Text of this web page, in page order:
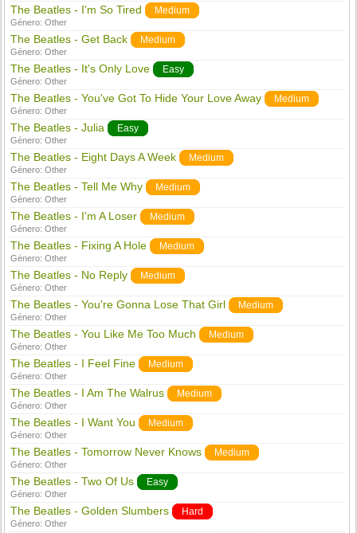
The Beatles - I'm So Tired Medium
Género:Other
The Beatles - Get Back Medium
Género:Other
The Beatles - It's Only Love Easy
Género:Other
The Beatles - You've Got To Hide Your Love Away Medium
Género:Other
The Beatles - Julia Easy
Género:Other
The Beatles - Eight Days A Week Medium
Género:Other
The Beatles - Tell Me Why Medium
Género:Other
The Beatles - I'm A Loser Medium
Género:Other
The Beatles - Fixing A Hole Medium
Género:Other
The Beatles - No Reply Medium
Género:Other
The Beatles - You're Gonna Lose That Girl Medium
Género:Other
The Beatles - You Like Me Too Much Medium
Género:Other
The Beatles - I Feel Fine Medium
Género:Other
The Beatles - I Am The Walrus Medium
Género:Other
The Beatles - I Want You Medium
Género:Other
The Beatles - Tomorrow Never Knows Medium
Género:Other
The Beatles - Two Of Us Easy
Género:Other
The Beatles - Golden Slumbers Hard
Género:Other